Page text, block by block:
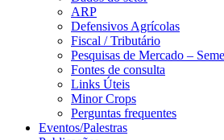
ARP
Defensivos Agrícolas
Fiscal / Tributário
Pesquisas de Mercado –
Fontes de consulta
Links Úteis
Minor Crops
Perguntas frequentes
Eventos/Palestras